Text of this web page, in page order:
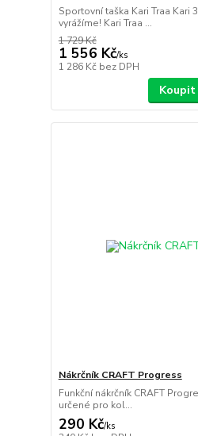
Sportovní taška Kari Traa Kari
vyrážíme! Kari Traa ...
1 729 Kč
1 556 Kč/ks
1 286 Kč bez DPH
Koupit
Nákrčník CRAFT Progress
Funkční nákrčník CRAFT
určené pro kol...
290 Kč/ks